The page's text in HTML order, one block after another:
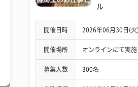
ル
開催日時 2026年06月30日(
開催場所 オンラインにて実施
募集人数 300名